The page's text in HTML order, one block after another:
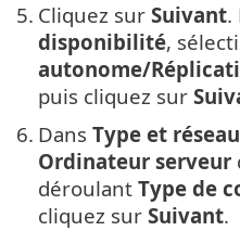
5. Cliquez sur Suivant.
disponibilité,
autonome/
puis cliquez sur
6. Dans Type et réseau
Ordinateur serveur
déroulant Type de
cliquez sur Suivant.